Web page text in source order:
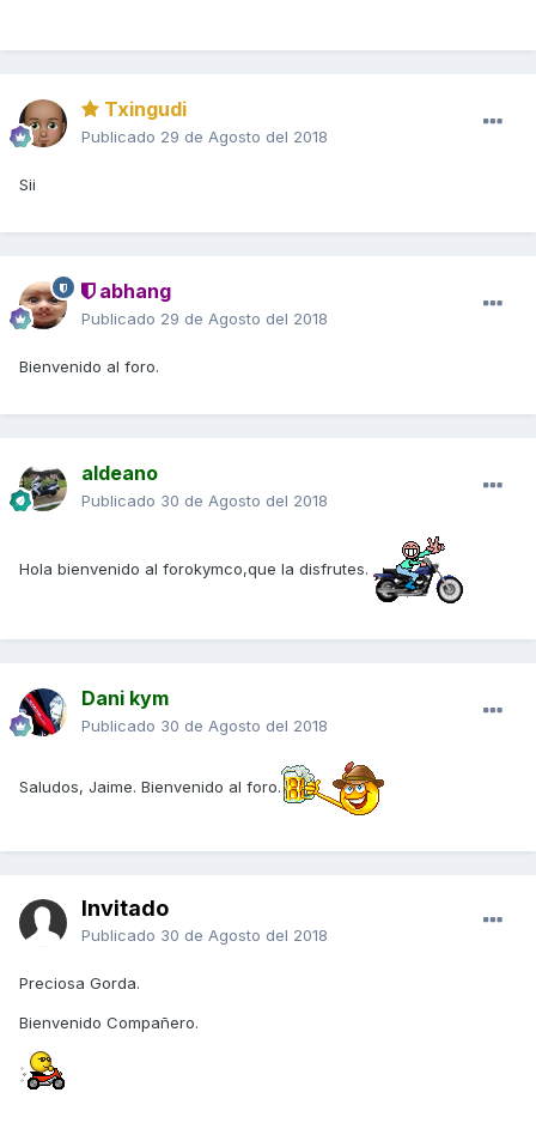
Txingudi
Publicado 29 de Agosto del 2018
Sii
abhang
Publicado 29 de Agosto del 2018
Bienvenido al foro.
aldeano
Publicado 30 de Agosto del 2018
Hola bienvenido al forokymco,que la disfrutes.
Dani kym
Publicado 30 de Agosto del 2018
Saludos, Jaime. Bienvenido al foro.
Invitado
Publicado 30 de Agosto del 2018
Preciosa Gorda.
Bienvenido Compañero.